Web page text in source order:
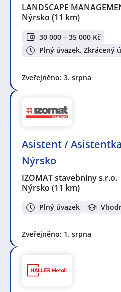
LANDSCAPE
Nýrsko (11 km)
30 000 – 35 000 Kč
Plný úvazek, Zkrácený
Zveřejněno: 3. srpna
Asistent /
Nýrsko
IZOMAT stavebniny s.r.o.
Nýrsko (11 km)
Plný úvazek
Zveřejněno: 1. srpna